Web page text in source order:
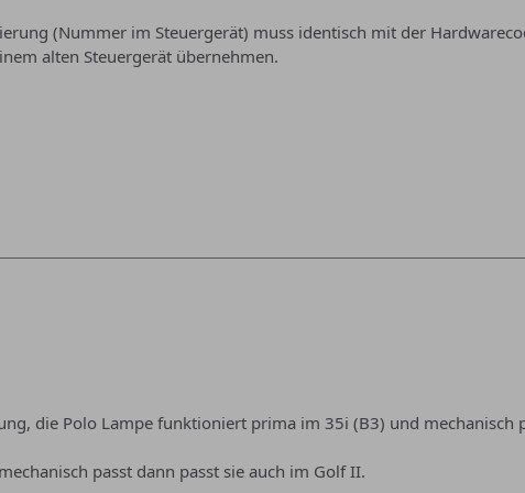
(Nummer im Steuergerät) muss identisch mit der
alten Steuergerät übernehmen.
die Polo Lampe funktioniert prima im 35i (B3) und mechanisch
passt dann passt sie auch im Golf II.